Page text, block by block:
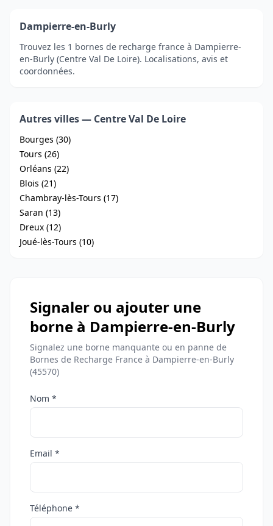
Dampierre-en-Burly
Trouvez les 1 bornes de recharge france à Dampierre-
en-Burly (Centre Val De Loire). Localisations, avis et
coordonnées.
Autres villes — Centre Val De Loire
Bourges (30)
Tours (26)
Orléans (22)
Blois (21)
Chambray-lès-Tours (17)
Saran (13)
Dreux (12)
Joué-lès-Tours (10)
Signaler ou ajouter une
borne à Dampierre-en-Burly
Signalez une borne manquante ou en panne de
Bornes de Recharge France à Dampierre-en-Burly
(45570)
Nom *
Email *
Téléphone *